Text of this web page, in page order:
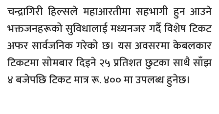
चन्द्रागिरी हिल्सले महाआरतीमा सहभागी हुन आउने
भक्तजनहरूको सुविधालाई मध्यनजर गर्दै विशेष टिकट
अफर सार्वजनिक गरेको छ। यस अवसरमा केबलकार
टिकटमा सोमबार दिइने २५ प्रतिशत छुटका साथै साँझ
४ बजेपछि टिकट मात्र रू. ४०० मा उपलब्ध हुनेछ।